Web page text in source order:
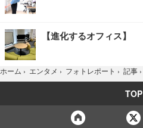
【進化するオフィス】
ホーム › エンタメ › フォトレポート › 記事 ›
TOP